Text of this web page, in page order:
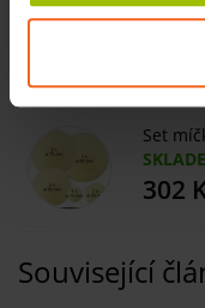
Set
302
Související